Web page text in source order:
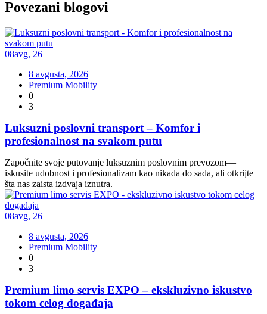
Povezani blogovi
08avg, 26
8 avgusta, 2026
Premium Mobility
0
3
Luksuzni poslovni transport – Komfor i
profesionalnost na svakom putu
Započnite svoje putovanje luksuznim poslovnim prevozom—
iskusite udobnost i profesionalizam kao nikada do sada, ali otkrijte
šta nas zaista izdvaja iznutra.
08avg, 26
8 avgusta, 2026
Premium Mobility
0
3
Premium limo servis EXPO – ekskluzivno iskustvo
tokom celog događaja